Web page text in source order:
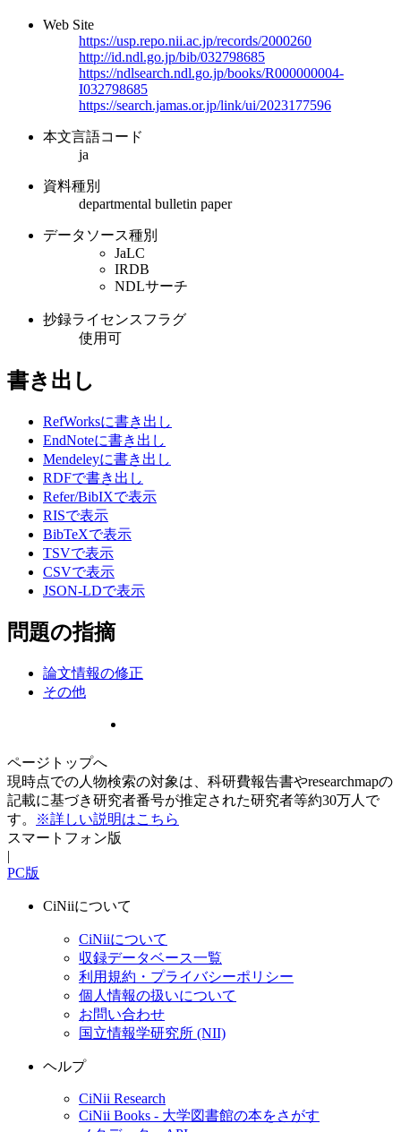
Web Site
https://usp.repo.nii.ac.jp/records/2000260
http://id.ndl.go.jp/bib/032798685
https://ndlsearch.ndl.go.jp/books/R000000004-
I032798685
https://search.jamas.or.jp/link/ui/2023177596
本文言語コード
ja
資料種別
departmental bulletin paper
データソース種別
JaLC
IRDB
NDLサーチ
抄録ライセンスフラグ
使用可
書き出し
RefWorksに書き出し
EndNoteに書き出し
Mendeleyに書き出し
RDFで書き出し
Refer/BibIXで表示
RISで表示
BibTeXで表示
TSVで表示
CSVで表示
JSON-LDで表示
問題の指摘
論文情報の修正
その他
ページトップへ
現時点での人物検索の対象は、科研費報告書やresearchmapの
記載に基づき研究者番号が推定された研究者等約30万人で
す。
※詳しい説明はこちら
スマートフォン版
|
PC版
CiNiiについて
CiNiiについて
収録データベース一覧
利用規約・プライバシーポリシー
個人情報の扱いについて
お問い合わせ
国立情報学研究所 (NII)
ヘルプ
CiNii Research
CiNii Books - 大学図書館の本をさがす